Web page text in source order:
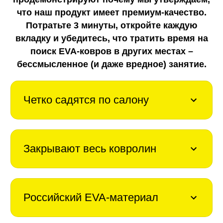
что наш продукт имеет премиум-качество.
Потратьте 3 минуты, откройте каждую
вкладкуи убедитесь, что тратить время на
поиск EVA-ковров в других местах –
бессмысленное (и даже вредное) занятие.
Четко садятся по салону
Закрывают весь ковролин
Российский EVA-материал